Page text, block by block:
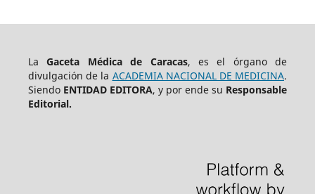
LaGaceta Médica de Caracas, es el órgano de
divulgación de la ACADEMIA NACIONAL DE MEDICINA.
Siendo ENTIDAD EDITORA, y por ende su Responsable
Editorial.